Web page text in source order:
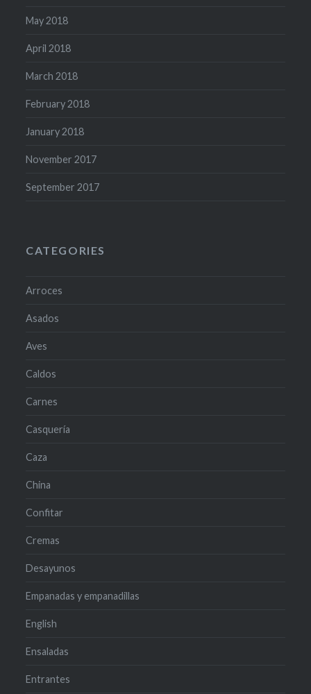
May 2018
April 2018
March 2018
February 2018
January 2018
November 2017
September 2017
CATEGORIES
Arroces
Asados
Aves
Caldos
Carnes
Casquería
Caza
China
Confitar
Cremas
Desayunos
Empanadas y empanadillas
English
Ensaladas
Entrantes